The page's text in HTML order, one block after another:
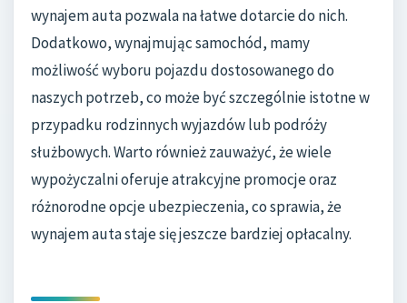
wynajem auta pozwala na łatwe dotarcie do nich.
Dodatkowo, wynajmując samochód, mamy
możliwość wyboru pojazdu dostosowanego do
naszych potrzeb, co może być szczególnie istotne w
przypadku rodzinnych wyjazdów lub podróży
służbowych. Warto również zauważyć, że wiele
wypożyczalni oferuje atrakcyjne promocje oraz
różnorodne opcje ubezpieczenia, co sprawia, że
wynajem auta staje się jeszcze bardziej opłacalny.